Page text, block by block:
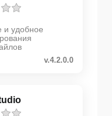
и удобное
v.4.2.0.0